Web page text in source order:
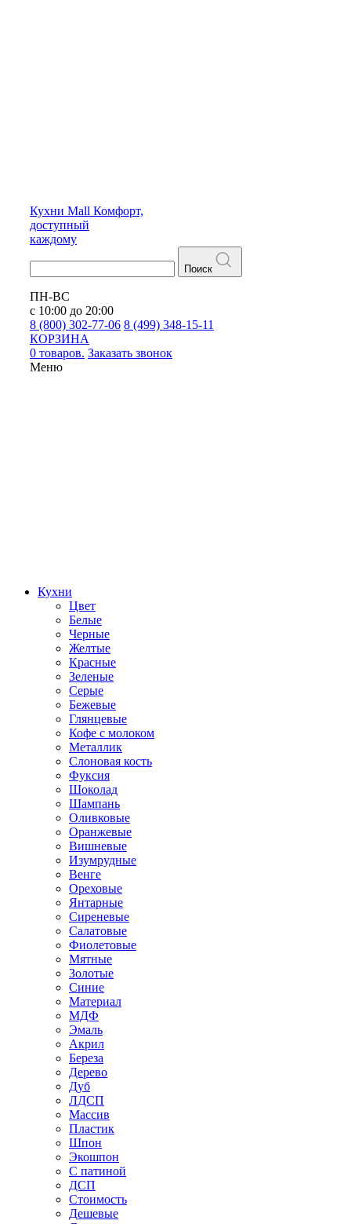
Кухни Mall Комфорт,
доступный
каждому
Поиск
ПН-ВС
с 10:00 до 20:00
8 (800) 302-77-06 8 (499) 348-15-11
КОРЗИНА
0 товаров. Заказать звонок
Меню
Кухни
Цвет
Белые
Черные
Желтые
Красные
Зеленые
Серые
Бежевые
Глянцевые
Кофе с молоком
Металлик
Слоновая кость
Фуксия
Шоколад
Шампань
Оливковые
Оранжевые
Вишневые
Изумрудные
Венге
Ореховые
Янтарные
Сиреневые
Салатовые
Фиолетовые
Мятные
Золотые
Синие
Материал
МДФ
Эмаль
Акрил
Береза
Дерево
Дуб
ЛДСП
Массив
Пластик
Шпон
Экошпон
С патиной
ДСП
Стоимость
Дешевые